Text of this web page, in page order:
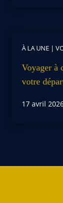
À LA UNE |
Voyager à
votre
17 avril